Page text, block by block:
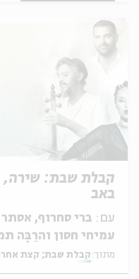
קבלת שבת: שירה,
באב
עם: ברי סחרוף,
עמיחי חסון והרַבָּה
מתוך: קבלת שבת; קצת